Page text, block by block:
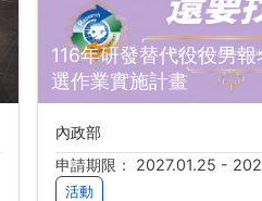
116年研發替代役役男
選作業實施計畫
內政部
申請期限： 2027.01.25 -
活動